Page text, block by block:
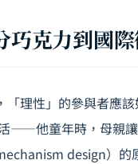
巧克力到國
理性」的參與者應
——他童年時，母親
design）的